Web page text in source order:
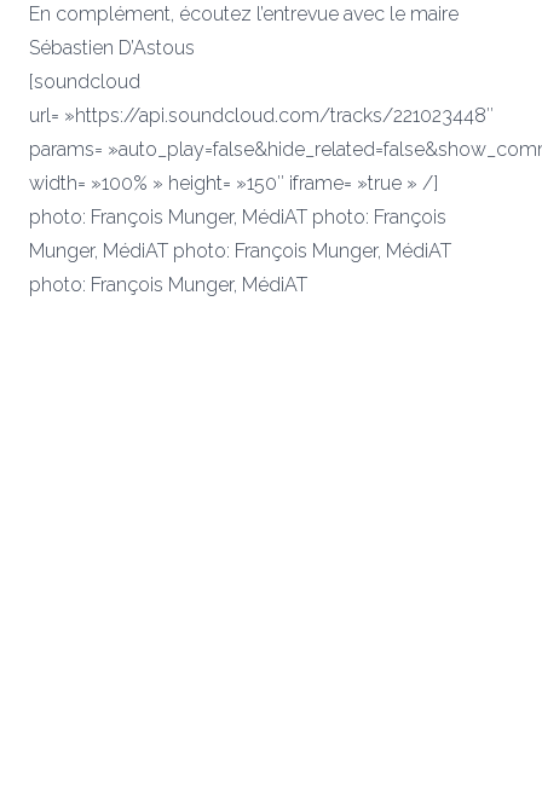
En complément, écoutez l’entrevue avec le maire
Sébastien D’Astous
[soundcloud
url= »https://api.soundcloud.com/tracks/221023448″
params=
width= »100% » height= »150″ iframe= »true » /]
photo: François Munger, MédiAT photo: François
Munger, MédiAT photo: François Munger, MédiAT
photo: François Munger, MédiAT